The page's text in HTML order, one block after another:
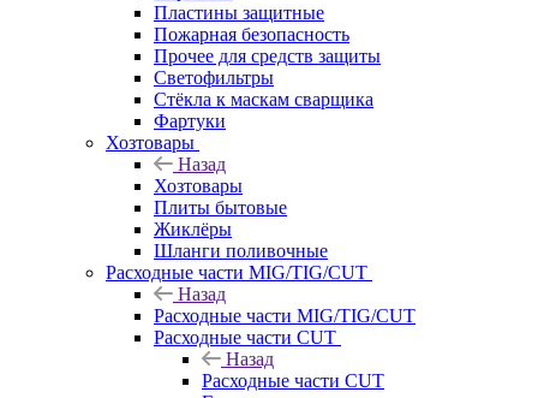
Пластины защитные
Пожарная безопасность
Прочее для средств защиты
Светофильтры
Стёкла к маскам сварщика
Фартуки
Хозтовары
Назад
Хозтовары
Плиты бытовые
Жиклёры
Шланги поливочные
Расходные части MIG/TIG/CUT
Назад
Расходные части MIG/TIG/CUT
Расходные части CUT
Назад
Расходные части CUT